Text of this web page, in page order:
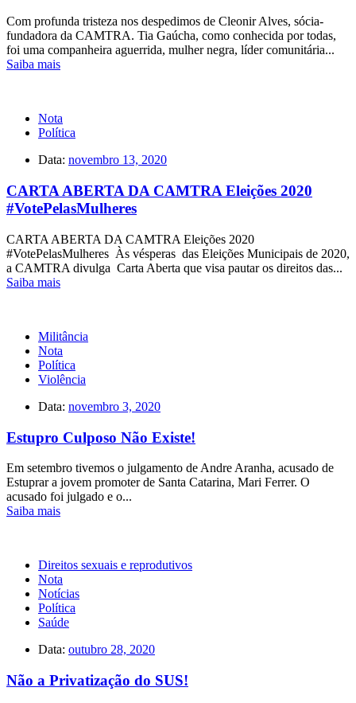
Com profunda tristeza nos despedimos de Cleonir Alves, sócia-
fundadora da CAMTRA. Tia Gaúcha, como conhecida por todas,
foi uma companheira aguerrida, mulher negra, líder comunitária...
Saiba mais
Nota
Política
Data: novembro 13, 2020
CARTA ABERTA DA CAMTRA Eleições 2020
#VotePelasMulheres
CARTA ABERTA DA CAMTRA Eleições 2020
#VotePelasMulheres Às vésperas das Eleições Municipais de 2020,
a CAMTRA divulga Carta Aberta que visa pautar os direitos das...
Saiba mais
Militância
Nota
Política
Violência
Data: novembro 3, 2020
Estupro Culposo Não Existe!
Em setembro tivemos o julgamento de Andre Aranha, acusado de
Estuprar a jovem promoter de Santa Catarina, Mari Ferrer. O
acusado foi julgado e o...
Saiba mais
Direitos sexuais e reprodutivos
Nota
Notícias
Política
Saúde
Data: outubro 28, 2020
Não a Privatização do SUS!